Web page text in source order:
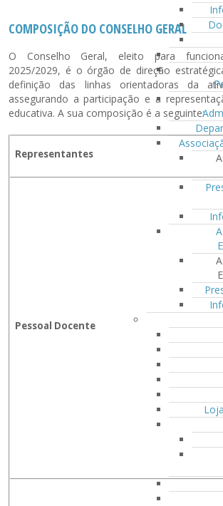
COMPOSIÇÃO DO CONSELHO GERAL
O Conselho Geral, eleito para
2025/2029, é o órgão de direção
definição das linhas orientadoras da
assegurando a participação e a
educativa. A sua composição é a seguinte:
Representantes
Pessoal Docente